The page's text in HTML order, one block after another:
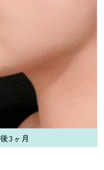
3ヶ月